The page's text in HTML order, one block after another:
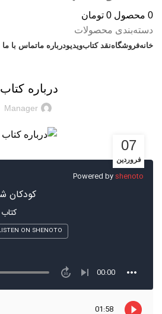
0 محصول 0 تومان
دسته‌بندی محصولات
خانهفروشگاهنقد کتابویدیودرباره‌ ماتماس با ما
درباره کتاب
Manager
07
فروردین